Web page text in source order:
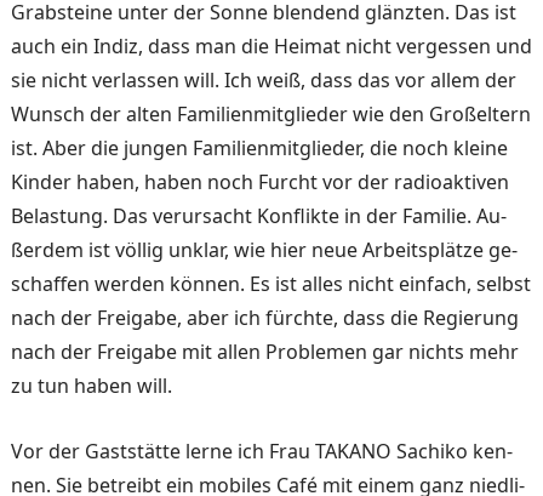
Grabsteine unter der Sonne blendend glänzten. Das ist
auch ein Indiz, dass man die Heimat nicht vergessen und
sie nicht verlassen will. Ich weiß, dass das vor allem der
Wunsch der alten Familien­mitglieder wie den Großeltern
ist. Aber die jungen Famili­enmitglieder, die noch kleine
Kinder haben, haben noch Furcht vor der radioaktiven
Belastung. Das verursacht Konflikte in der Familie. Au­
ßerdem ist völlig unklar, wie hier neue Arbeitsplätze ge­
schaffen werden können. Es ist alles nicht einfach, selbst
nach der Freigabe, aber ich fürchte, dass die Regierung
nach der Freigabe mit allen Problemen gar nichts mehr
zu tun haben will.
Vor der Gaststätte lerne ich Frau TAKANO Sachiko ken­
nen. Sie betreibt ein mobiles Café mit einem ganz niedli­